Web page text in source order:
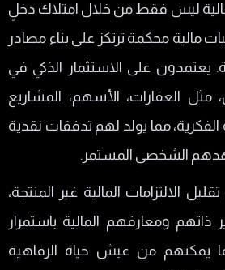
ليس فقط من خلال امتلاك دخلٍ
مالية محكمة ترتكز على بناء مصادر
يعتمدون على الاستثمار الذكي في
مثل العقارات، الأسهم، المشاريع
الفكرية، مما يولد لهم تدفقات نقدية
الشخصي المستمر.
الالتزامات المالية غير المنتجة،
ومعارفهم المالية باستمرار
يمكنهم من عيش حياة الرفاهية